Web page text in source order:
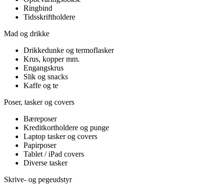
Ringbind
Tidsskriftholdere
Mad og drikke
Drikkedunke og termoflasker
Krus, kopper mm.
Engangskrus
Slik og snacks
Kaffe og te
Poser, tasker og covers
Bæreposer
Kreditkortholdere og punge
Laptop tasker og covers
Papirposer
Tablet / iPad covers
Diverse tasker
Skrive- og pegeudstyr